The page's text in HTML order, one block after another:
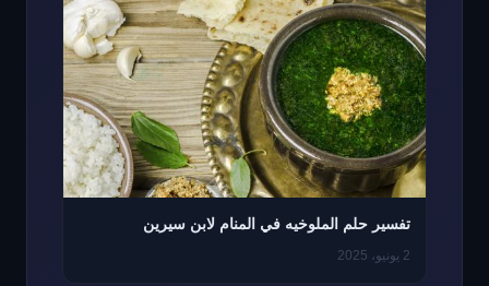
تفسير حلم الملوخيه في المنام لابن سيرين
2 يونيو، 2025